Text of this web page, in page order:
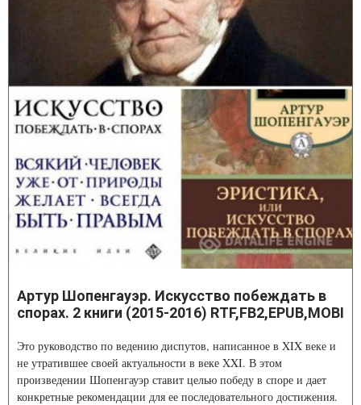
Артур Шопенгауэр. Искусство побеждать в
спорах. 2 книги (2015-2016) RTF,FB2,EPUB,MOBI
Это руководство по ведению диспутов, написанное в XIX веке и
не утратившее своей актуальности в веке XXI. В этом
произведении Шопенгауэр ставит целью победу в споре и дает
конкретные рекомендации для ее последовательного достижения.